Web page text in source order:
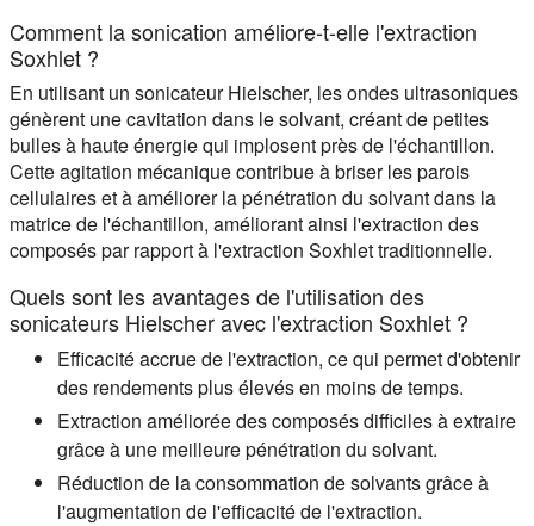
Comment la sonication améliore-t-elle l'extraction
Soxhlet ?
En utilisant un sonicateur Hielscher, les ondes ultrasoniques
génèrent une cavitation dans le solvant, créant de petites
bulles à haute énergie qui implosent près de l'échantillon.
Cette agitation mécanique contribue à briser les parois
cellulaires et à améliorer la pénétration du solvant dans la
matrice de l'échantillon, améliorant ainsi l'extraction des
composés par rapport à l'extraction Soxhlet traditionnelle.
Quels sont les avantages de l'utilisation des
sonicateurs Hielscher avec l'extraction Soxhlet ?
Efficacité accrue de l'extraction, ce qui permet d'obtenir
des rendements plus élevés en moins de temps.
Extraction améliorée des composés difficiles à extraire
grâce à une meilleure pénétration du solvant.
Réduction de la consommation de solvants grâce à
l'augmentation de l'efficacité de l'extraction.